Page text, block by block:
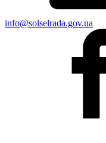
info@solselrada.gov.ua